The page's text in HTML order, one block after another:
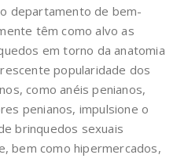
departamento de bem-
têm como alvo as
em torno da anatomia
popularidade dos
como anéis penianos,
penianos, impulsione o
brinquedos sexuais
bem como hipermercados,